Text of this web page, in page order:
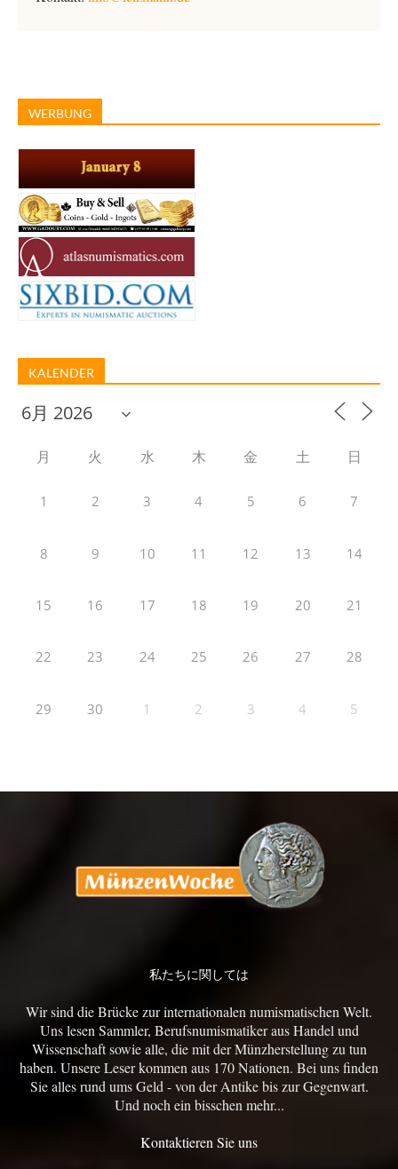
WERBUNG
KALENDER
月 火 水 木 金 土 日
1 2 3 4 5 6 7
8 9 10 11 12 13 14
15 16 17 18 19 20 21
22 23 24 25 26 27 28
29 30 1 2 3 4 5
私たちに関しては
Wir sind die Brücke zur internationalen numismatischen Welt.
Uns lesen Sammler, Berufsnumismatiker aus Handel und
Wissenschaft sowie alle, die mit der Münzherstellung zu tun
haben. Unsere Leser kommen aus 170 Nationen. Bei uns finden
Sie alles rund ums Geld - von der Antike bis zur Gegenwart.
Und noch ein bisschen mehr...
Kontaktieren Sie uns